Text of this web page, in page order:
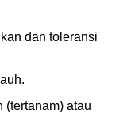
dan toleransi
(tertanam) atau